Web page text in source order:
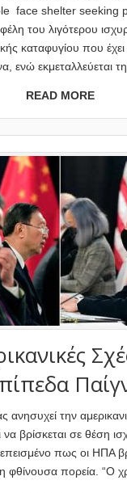
face shelter seeking
του λιγότερου
καταφυγίου που
ενώ εκμεταλλεύεται
READ MORE
ανησυχεί την
να βρίσκεται σε θέση
πως οι ΗΠΑ
φθίνουσα πορεία. “Ο